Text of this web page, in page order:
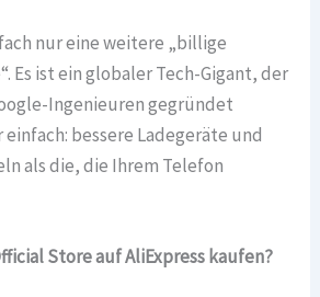
nur eine weitere „billige
Es ist ein globaler Tech-Gigant, der
Ingenieuren gegründet
bessere Ladegeräte und
als die, die Ihrem Telefon
Store auf AliExpress kaufen?